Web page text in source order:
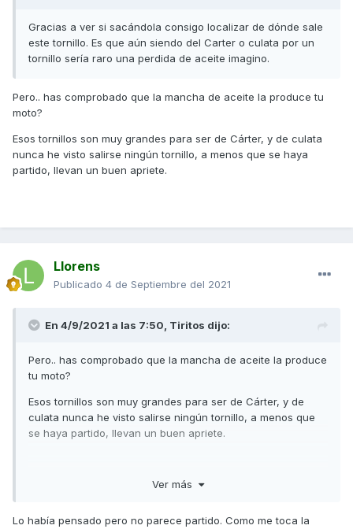
Gracias a ver si sacándola consigo localizar de dónde sale
este tornillo. Es que aún siendo del Carter o culata por un
tornillo sería raro una perdida de aceite imagino.
Pero.. has comprobado que la mancha de aceite la produce tu
moto?
Esos tornillos son muy grandes para ser de Cárter, y de culata
nunca he visto salirse ningún tornillo, a menos que se haya
partido, llevan un buen apriete.
Llorens
Publicado 4 de Septiembre del 2021
En 4/9/2021 a las 7:50, Tiritos dijo:
Pero.. has comprobado que la mancha de aceite la produce
tu moto?
Esos tornillos son muy grandes para ser de Cárter, y de
culata nunca he visto salirse ningún tornillo, a menos que
se haya partido, llevan un buen apriete.
Ver más
Lo había pensado pero no parece partido. Como me toca la